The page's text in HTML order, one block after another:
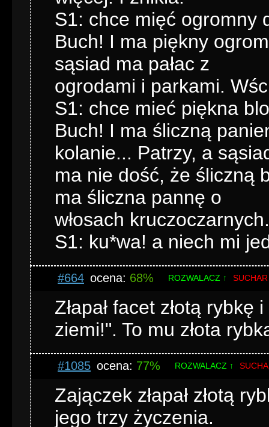
S1: chce mięć ogromny
Buch! I ma piękny
sąsiad ma pałac z
ogrodami i parkami.
S1: chce mieć piękna
Buch! I ma śliczną
kolanie... Patrzy, a
ma nie dość, że śliczną
ma śliczna pannę o
włosach
S1: ku*wa! a niech mi
#664 ocena: 68% ROZWALACZ ↑
Złapał facet złotą
ziemi!". To mu złota
#1085 ocena: 77% ROZWALACZ ↑
Zajączek złapał złotą
jego trzy życzenia.